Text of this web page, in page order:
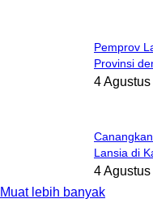
Pemprov
Provinsi
4
Lansia di
4
Muat lebih banyak